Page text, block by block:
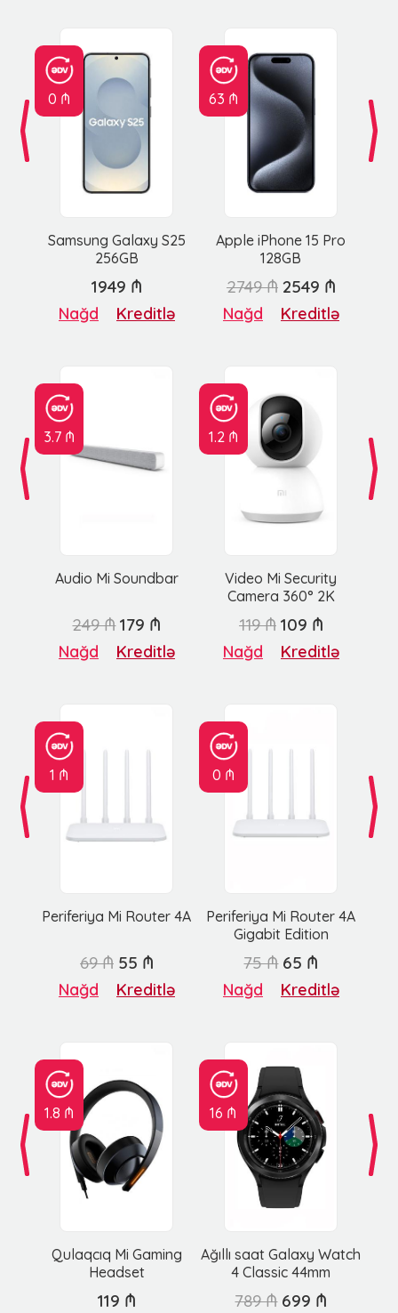
0 ₼
Samsung Galaxy S25
256GB
63 ₼
Apple iPhone 15 Pro
128GB
1949 ₼
Nağd Kreditlə
2749 ₼ 2549 ₼
Nağd Kreditlə
3.7 ₼
Audio Mi Soundbar
1.2 ₼
Video Mi Security
Camera 360° 2K
249 ₼ 179 ₼
Nağd Kreditlə
119 ₼ 109 ₼
Nağd Kreditlə
1 ₼
Periferiya Mi Router 4A
0 ₼
Periferiya Mi Router 4A
Gigabit Edition
69 ₼ 55 ₼
Nağd Kreditlə
75 ₼ 65 ₼
Nağd Kreditlə
1.8 ₼
Qulaqcıq Mi Gaming
Headset
16 ₼
Ağıllı saat Galaxy Watch
4 Classic 44mm
119 ₼ 789 ₼ 699 ₼